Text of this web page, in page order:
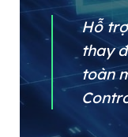
Hỗ
thay
toàn